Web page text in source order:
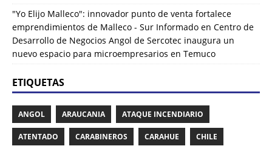
"Yo Elijo Malleco": innovador punto de venta fortalece
emprendimientos de Malleco - Sur Informado en Centro de
Desarrollo de Negocios Angol de Sercotec inaugura un
nuevo espacio para microempresarios en Temuco
ETIQUETAS
ANGOL ARAUCANIA ATAQUE INCENDIARIO
ATENTADO CARABINEROS CARAHUE CHILE